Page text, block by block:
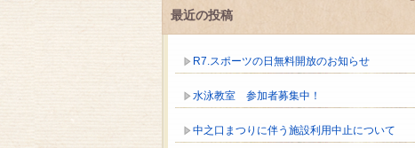
最近の投稿
R7.スポーツの日無料開放のお知らせ
水泳教室 参加者募集中！
中之口まつりに伴う施設利用中止について